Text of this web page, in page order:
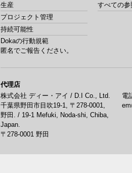
生産
プロジェクト管理
持続可能性
Dokaの行動規範
匿名でご報告ください。
すべての参
代理店
株式会社 ディー・アイ / D.I Co., Ltd.
千葉県野田市目吹19-1, 〒278-0001,
野田. / 19-1 Mefuki, Noda-shi, Chiba,
Japan.
〒278-0001 野田
電